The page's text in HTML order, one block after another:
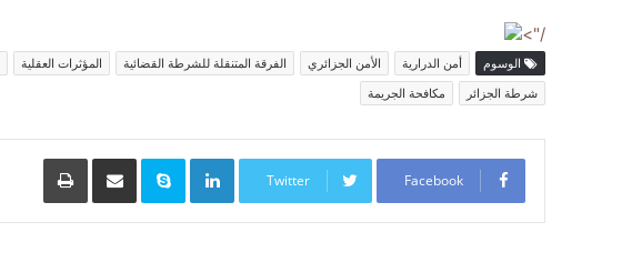
/">
الوسوم أمن الدرارية الأمن الجزائري الفرقة المتنقلة للشرطة القضائية المؤثرات العقلية
شرطة الجزائر
مكافحة الجريمة
Facebook
Twitter
LinkedIn
Skype مشاركة عبر البريد طباعة